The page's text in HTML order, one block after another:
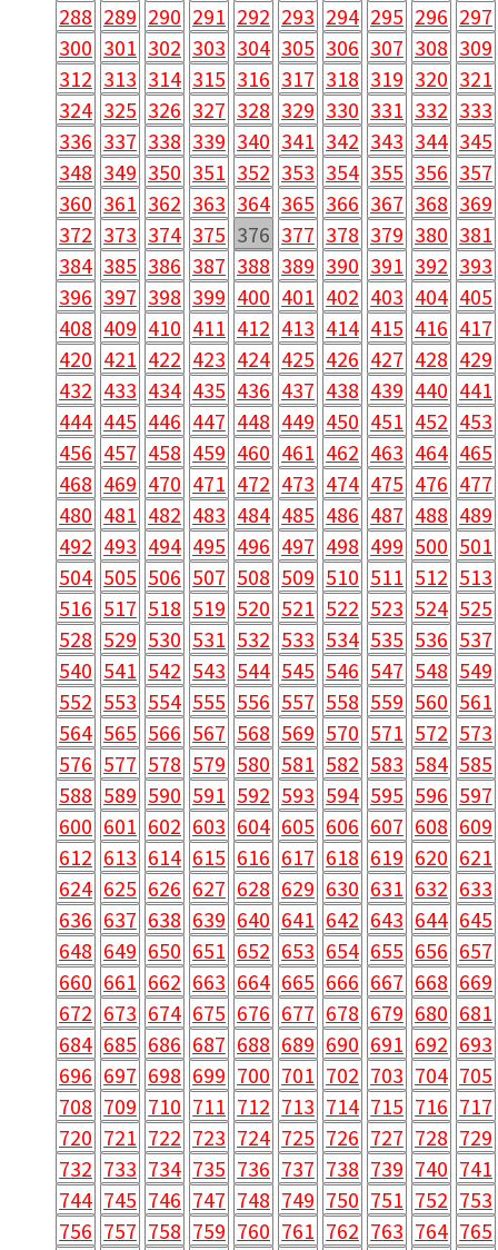
288 289 290 291 292 293 294 295 296 297
300 301 302 303 304 305 306 307 308 309
312 313 314 315 316 317 318 319 320 321
324 325 326 327 328 329 330 331 332 333
336 337 338 339 340 341 342 343 344 345
348 349 350 351 352 353 354 355 356 357
360 361 362 363 364 365 366 367 368 369
372 373 374 375 376 377 378 379 380 381
384 385 386 387 388 389 390 391 392 393
396 397 398 399 400 401 402 403 404 405
408 409 410 411 412 413 414 415 416 417
420 421 422 423 424 425 426 427 428 429
432 433 434 435 436 437 438 439 440 441
444 445 446 447 448 449 450 451 452 453
456 457 458 459 460 461 462 463 464 465
468 469 470 471 472 473 474 475 476 477
480 481 482 483 484 485 486 487 488 489
492 493 494 495 496 497 498 499 500 501
504 505 506 507 508 509 510 511 512 513
516 517 518 519 520 521 522 523 524 525
528 529 530 531 532 533 534 535 536 537
540 541 542 543 544 545 546 547 548 549
552 553 554 555 556 557 558 559 560 561
564 565 566 567 568 569 570 571 572 573
576 577 578 579 580 581 582 583 584 585
588 589 590 591 592 593 594 595 596 597
600 601 602 603 604 605 606 607 608 609
612 613 614 615 616 617 618 619 620 621
624 625 626 627 628 629 630 631 632 633
636 637 638 639 640 641 642 643 644 645
648 649 650 651 652 653 654 655 656 657
660 661 662 663 664 665 666 667 668 669
672 673 674 675 676 677 678 679 680 681
684 685 686 687 688 689 690 691 692 693
696 697 698 699 700 701 702 703 704 705
708 709 710 711 712 713 714 715 716 717
720 721 722 723 724 725 726 727 728 729
732 733 734 735 736 737 738 739 740 741
744 745 746 747 748 749 750 751 752 753
756 757 758 759 760 761 762 763 764 765